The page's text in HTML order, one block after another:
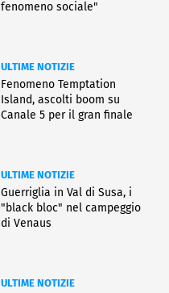
fenomeno sociale"
ULTIME NOTIZIE
Fenomeno Temptation
Island, ascolti boom su
Canale 5 per il gran finale
ULTIME NOTIZIE
Guerriglia in Val di Susa, i
"black bloc" nel campeggio
di Venaus
ULTIME NOTIZIE